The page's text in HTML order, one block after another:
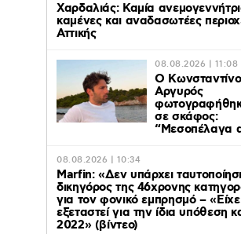
Χαρδαλιάς: Καμία
καμένες και αναδασωτέες
Αττικής
08.08.2026 | 11:08
Ο
Αργυρός
σε σκάφος:
“Μεσοπέλαγα
08.08.2026 | 10:34
Marfin: «Δεν υπάρχει
δικηγόρος της 46χρονης
για τον φονικό εμπρησμό – «Είχε
εξεταστεί για την ίδια υπόθεση
2022» (βίντεο)